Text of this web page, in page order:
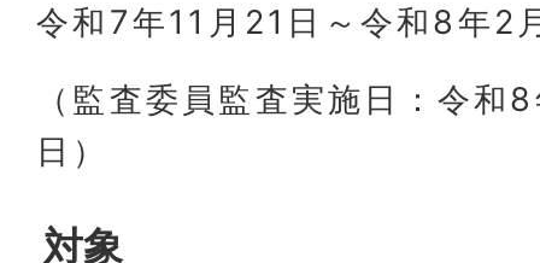
令和7年11月21日～令和8年2
（監査委員監査実施日：令
日）
対象